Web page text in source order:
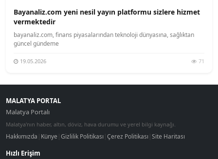
Bayanaliz.com yeni nesil yayın platformu sizlere hizmet
vermektedir
bayanaliz.com, finans piyasalarından teknoloji dünyasına, sağlıktan
güncel gündeme
19.05.2026 71
MALATYA PORTAL
Malatya Portalı
Malatya'nın haber, altın, döviz, hava durumu ve yerel bilgi kaynağı.
Hakkımızda | Künye |Gizlilik Politikası |Çerez Politikası |Site Haritası
Hızlı Erişim